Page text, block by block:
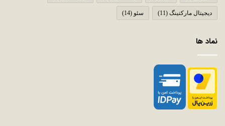
دیجیتال مارکتینگ (11) سئو (14)
نماد ها